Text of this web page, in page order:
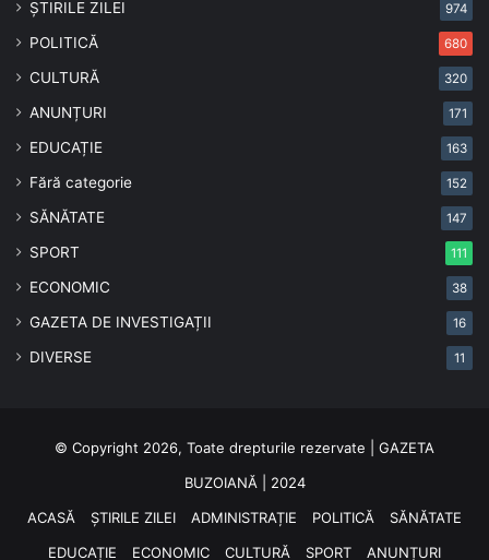
ȘTIRILE ZILEI 974
POLITICĂ 680
CULTURĂ 320
ANUNȚURI 171
EDUCAȚIE 163
Fără categorie 152
SĂNĂTATE 147
SPORT 111
ECONOMIC 38
GAZETA DE INVESTIGAȚII 16
DIVERSE 11
© Copyright 2026, Toate drepturile rezervate | GAZETA
BUZOIANĂ | 2024
ACASĂ
ȘTIRILE ZILEI ADMINISTRAȚIE POLITICĂ
SĂNĂTATE
EDUCAȚIE
ECONOMIC CULTURĂ SPORT ANUNȚURI